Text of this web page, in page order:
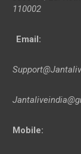
110002
Email:
Mobile: